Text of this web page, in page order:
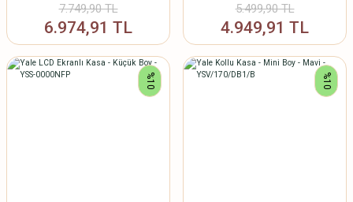
7.749,90 TL
6.974,91 TL
5.499,90 TL
4.949,91 TL
%10 %10